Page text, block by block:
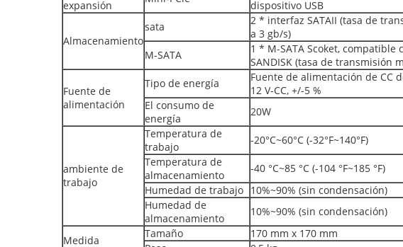
expansión
dispositivo USB
Almacenamiento
sata
2 * interfaz SATAII (tasa de
a 3 gb/s)
M-SATA
1 * M-SATA Scoket, compatible
SANDISK (tasa de transmisión
Fuente de
alimentación
Tipo de energía
Fuente de alimentación de CC
12 V-CC, +/-5 %
El consumo de
energía
20W
ambiente de
trabajo
Temperatura de
trabajo
-20°C~60°C (-32°F~140°F)
Temperatura de
almacenamiento
-40 °C~85 °C (-104 °F~185 °F)
Humedad de trabajo 10%~90% (sin condensación)
Humedad de
almacenamiento
10%~90% (sin condensación)
Medida
Tamaño
170 mm x 170 mm